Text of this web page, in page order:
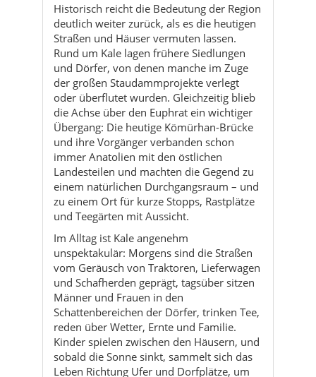
Historisch reicht die Bedeutung der Region
deutlich weiter zurück, als es die heutigen
Straßen und Häuser vermuten lassen.
Rund um Kale lagen frühere Siedlungen
und Dörfer, von denen manche im Zuge
der großen Staudammprojekte verlegt
oder überflutet wurden. Gleichzeitig blieb
die Achse über den Euphrat ein wichtiger
Übergang: Die heutige Kömürhan-Brücke
und ihre Vorgänger verbanden schon
immer Anatolien mit den östlichen
Landesteilen und machten die Gegend zu
einem natürlichen Durchgangsraum – und
zu einem Ort für kurze Stopps, Rastplätze
und Teegärten mit Aussicht.
Im Alltag ist Kale angenehm
unspektakulär: Morgens sind die Straßen
vom Geräusch von Traktoren, Lieferwagen
und Schafherden geprägt, tagsüber sitzen
Männer und Frauen in den
Schattenbereichen der Dörfer, trinken Tee,
reden über Wetter, Ernte und Familie.
Kinder spielen zwischen den Häusern, und
sobald die Sonne sinkt, sammelt sich das
Leben Richtung Ufer und Dorfplätze, um